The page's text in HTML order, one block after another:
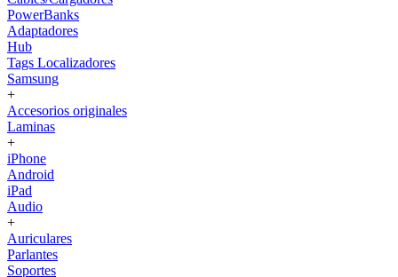
PowerBanks
Adaptadores
Hub
Tags Localizadores
Samsung
+
Accesorios originales
Laminas
+
iPhone
Android
iPad
Audio
+
Auriculares
Parlantes
Soportes